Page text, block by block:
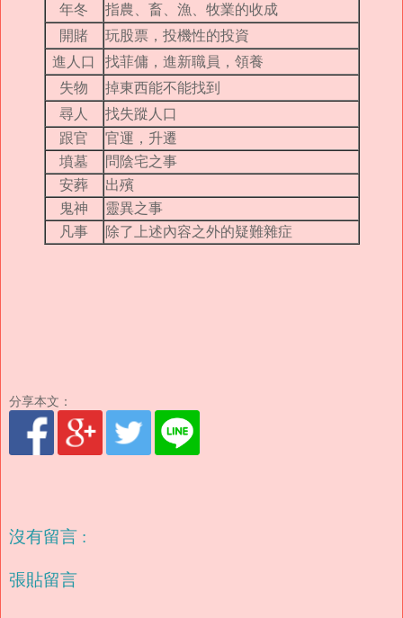
年冬
指農、畜、漁、牧業的收成
開賭
玩股票，投機性的投資
進人口
找菲傭，進新職員，領養
失物
掉東西能不能找到
尋人
找失蹤人口
跟官
官運，升遷
墳墓
問陰宅之事
安葬
出殯
鬼神
靈異之事
凡事
除了上述內容之外的疑難雜症
分享本文：
沒有留言 :
張貼留言